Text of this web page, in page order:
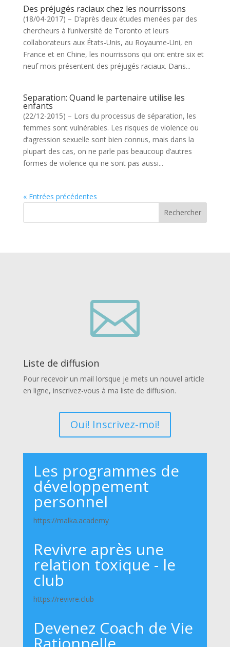
Des préjugés raciaux chez les nourrissons
(18/04-2017) – D’après deux études menées par des
chercheurs à l’université de Toronto et leurs
collaborateurs aux États-Unis, au Royaume-Uni, en
France et en Chine, les nourrissons qui ont entre six et
neuf mois présentent des préjugés raciaux. Dans...
Separation: Quand le partenaire utilise les
enfants
(22/12-2015) – Lors du processus de séparation, les
femmes sont vulnérables. Les risques de violence ou
d’agression sexuelle sont bien connus, mais dans la
plupart des cas, on ne parle pas beaucoup d’autres
formes de violence qui ne sont pas aussi...
« Entrées précédentes
Rechercher

Liste de diffusion
Pour recevoir un mail lorsque je mets un nouvel article
en ligne, inscrivez-vous à ma liste de diffusion.
Oui! Inscrivez-moi!
Les programmes de
développement
personnel
https://malka.academy
Revivre après une
relation toxique - le
club
https://revivre.club
Devenez Coach de Vie